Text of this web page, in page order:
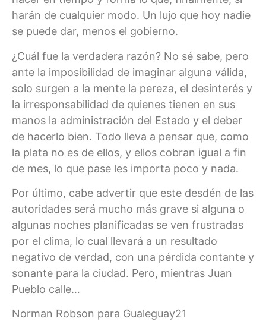
harán de cualquier modo. Un lujo que hoy nadie
se puede dar, menos el gobierno.
¿Cuál fue la verdadera razón? No sé sabe, pero
ante la imposibilidad de imaginar alguna válida,
solo surgen a la mente la pereza, el desinterés y
la irresponsabilidad de quienes tienen en sus
manos la administración del Estado y el deber
de hacerlo bien. Todo lleva a pensar que, como
la plata no es de ellos, y ellos cobran igual a fin
de mes, lo que pase les importa poco y nada.
Por último, cabe advertir que este desdén de las
autoridades será mucho más grave si alguna o
algunas noches planificadas se ven frustradas
por el clima, lo cual llevará a un resultado
negativo de verdad, con una pérdida contante y
sonante para la ciudad. Pero, mientras Juan
Pueblo calle…
Norman Robson para Gualeguay21